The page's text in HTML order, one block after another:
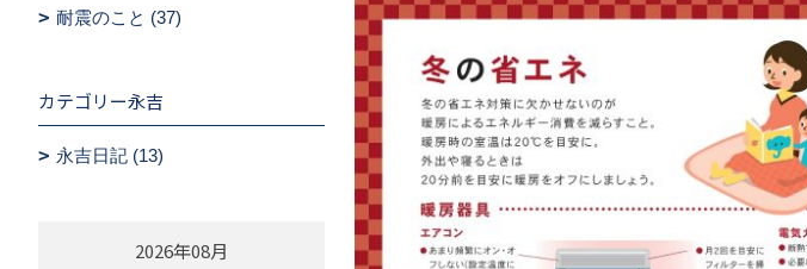
耐震のこと (37)
カテゴリー永吉
永吉日記 (13)
2026年08月